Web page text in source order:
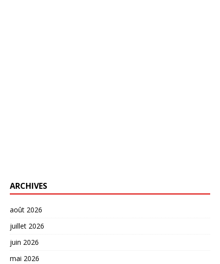
ARCHIVES
août 2026
juillet 2026
juin 2026
mai 2026